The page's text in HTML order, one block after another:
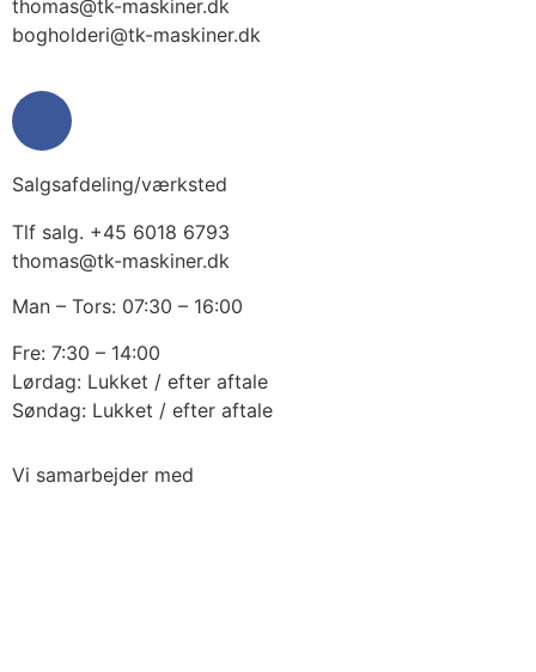
thomas@tk-maskiner.dk
bogholderi@tk-maskiner.dk
Salgsafdeling/værksted
Tlf salg. +45 6018 6793
thomas@tk-maskiner.dk
Man – Tors: 07:30 – 16:00
Fre: 7:30 – 14:00
Lørdag: Lukket / efter aftale
Søndag: Lukket / efter aftale
Vi samarbejder med